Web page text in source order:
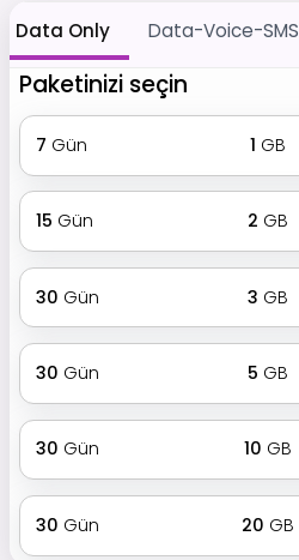
Data Only Data-Voice-SMS
Paketinizi seçin
7 Gün 1 GB
15 Gün 2 GB
30 Gün 3 GB
30 Gün 5 GB
30 Gün 10 GB
30 Gün 20 GB